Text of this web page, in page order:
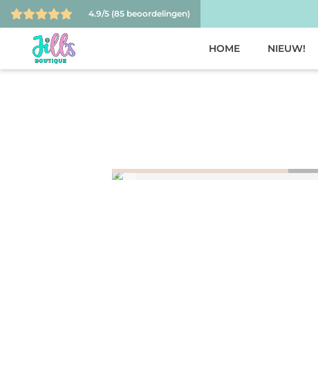
4.9/5 (85 beoordelingen)
HOME NIEUW!